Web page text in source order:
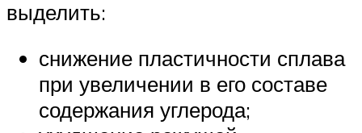
выделить:
снижение пластичности сплава
при увеличении в его составе
содержания углерода;